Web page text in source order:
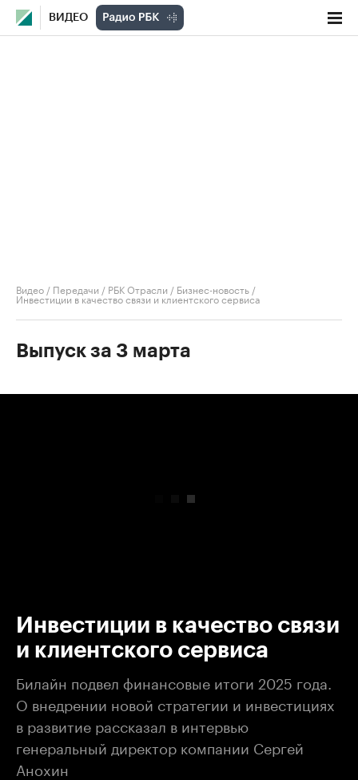
ВИДЕО
Видео / Передачи / РБК Отрасли / Бизнес-новость /
Инвестиции в качество связи и клиентского сервиса
Выпуск за 3 марта
Инвестиции в качество связи
и клиентского сервиса
Билайн подвел финансовые итоги 2025 года.
О внедрении новой стратегии и инвестициях
в развитие рассказал в интервью
генеральный директор компании Сергей
Анохин